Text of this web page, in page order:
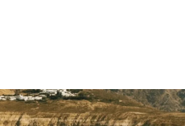
carpediem.travel.guide